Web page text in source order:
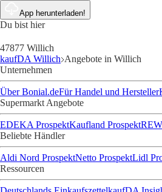
App herunterladen!
Du bist hier
47877 Willich
kaufDA Willich Angebote in Willich
Unternehmen
Über Bonial.deFür Handel und Hersteller
Supermarkt Angebote
EDEKA ProspektKaufland Prospekt
Beliebte Händler
Aldi Nord ProspektNetto ProspektLidl
Ressourcen